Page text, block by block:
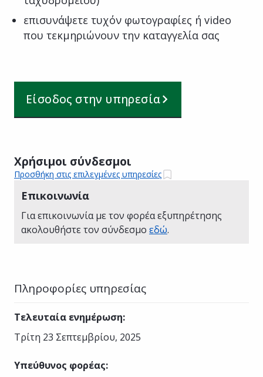
επισυνάψετε τυχόν φωτογραφίες ή video
που τεκμηριώνουν την καταγγελία σας
Είσοδος στην υπηρεσία
Χρήσιμοι σύνδεσμοι
Προσθήκη στις επιλεγμένες υπηρεσίες
Επικοινωνία
Για επικοινωνία με τον φορέα εξυπηρέτησης
ακολουθήστε τον σύνδεσμο εδώ.
Πληροφορίες υπηρεσίας
Τελευταία ενημέρωση:
Τρίτη 23 Σεπτεμβρίου, 2025
Υπεύθυνος φορέας: